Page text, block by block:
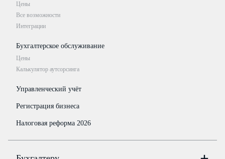
Цены
Все возможности
Интеграции
Бухгалтерское обслуживание
Цены
Калькулятор аутсорсинга
Управленческий учёт
Регистрация бизнеса
Налоговая реформа 2026